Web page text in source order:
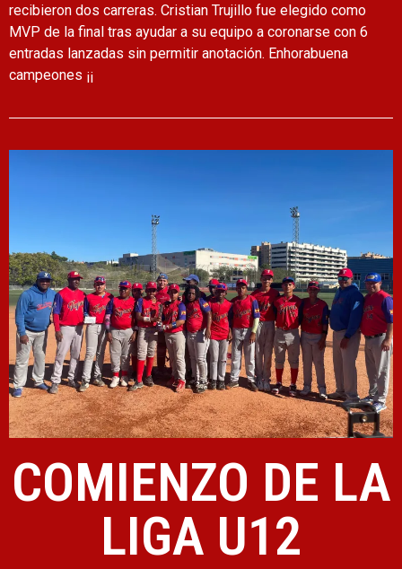
recibieron dos carreras. Cristian Trujillo fue elegido como
MVP de la final tras ayudar a su equipo a coronarse con 6
entradas lanzadas sin permitir anotación. Enhorabuena
campeones ¡¡
COMIENZO DE LA
LIGA U12